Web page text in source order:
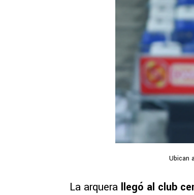
Ubican
La arquera llegó al club